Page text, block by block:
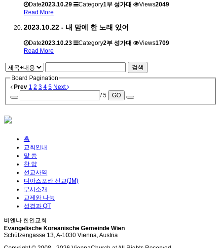
Date2023.10.29 Category1부 성가대 Views2049
Read More
2023.10.22 - 내 맘에 한 노래 있어
Date2023.10.23 Category2부 성가대 Views1709
Read More
검색
Board Pagination
Prev 1 2 3 4 5 Next
/ 5
GO
홈
교회안내
말 씀
찬 양
선교사역
디아스포라 선교(JM)
부서소개
교제와 나눔
성경과 QT
비엔나 한인교회
Evangelische Koreanische Gemeinde Wien
Schützengasse 13, A-1030 Vienna, Austria